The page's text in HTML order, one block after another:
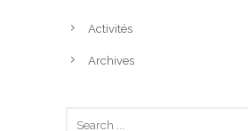
Activités
Archives